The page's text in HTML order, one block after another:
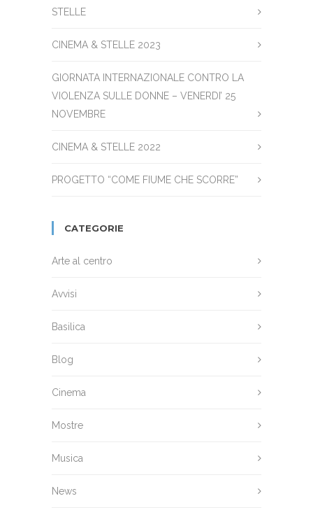
STELLE
CINEMA & STELLE 2023
GIORNATA INTERNAZIONALE CONTRO LA
VIOLENZA SULLE DONNE – VENERDI’ 25
NOVEMBRE
CINEMA & STELLE 2022
PROGETTO “COME FIUME CHE SCORRE”
CATEGORIE
Arte al centro
Avvisi
Basilica
Blog
Cinema
Mostre
Musica
News